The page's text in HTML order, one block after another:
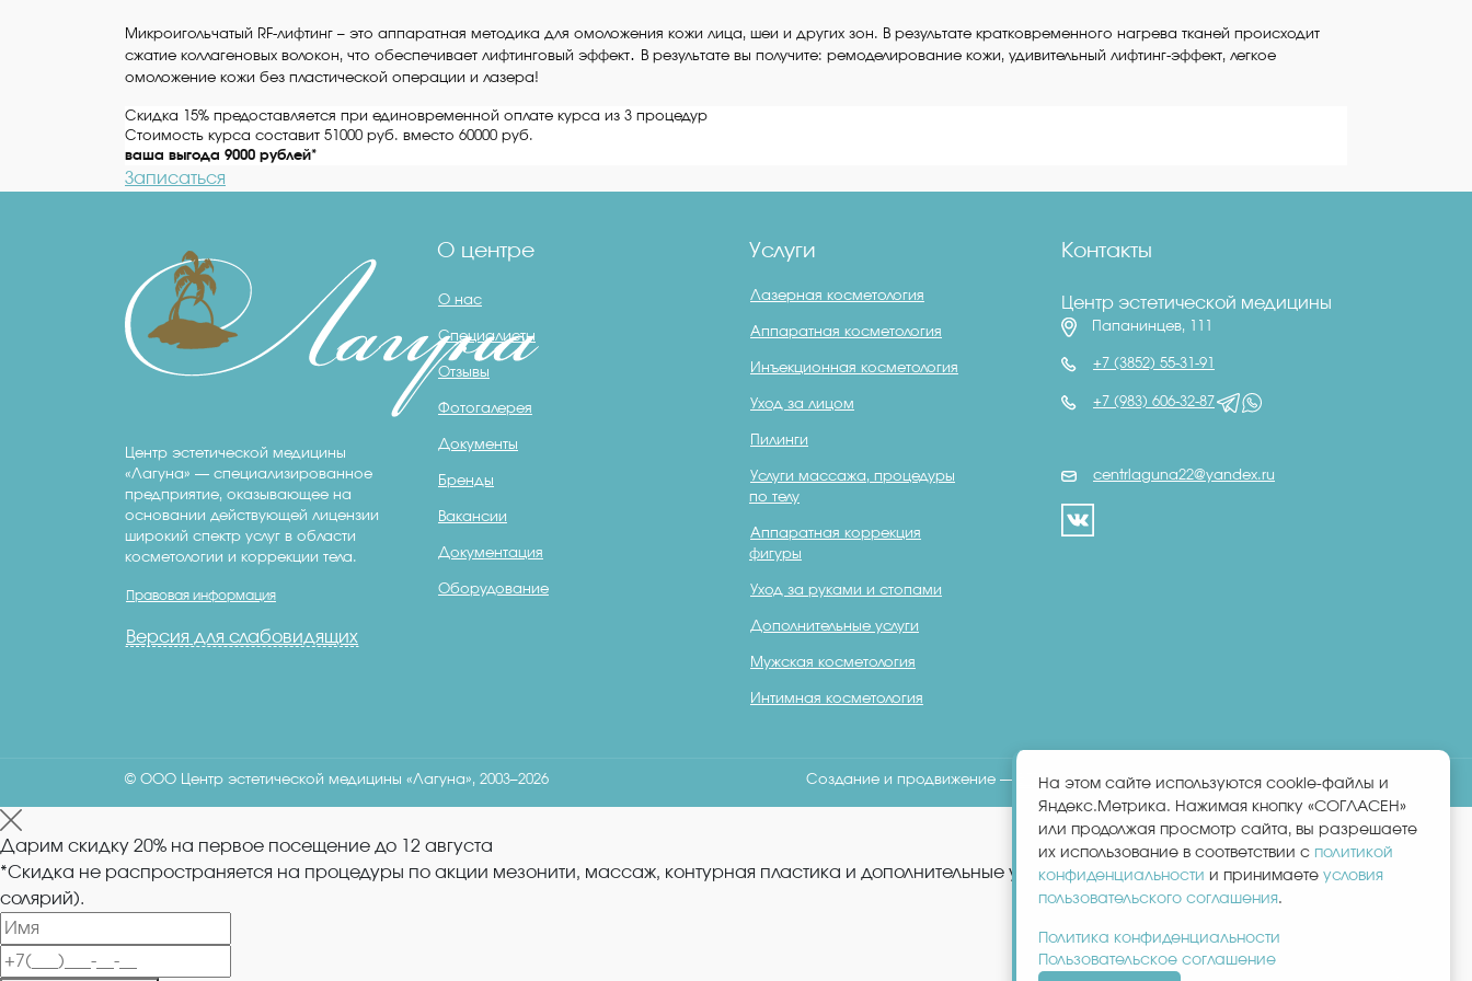
Микроигольчатый RF-лифтинг – это аппаратная методика для омоложения кожи лица, шеи и других зон. В результате кратковременного нагрева тканей происходит
сжатие коллагеновых волокон, что обеспечивает лифтинговый эффект. В результате вы получите: ремоделирование кожи, удивительный лифтинг-эффект, легкое
омоложение кожи без пластической операции и лазера!
Скидка 15% предоставляется при единовременной оплате курса из 3 процедур
Стоимость курса составит 51000 руб. вместо 60000 руб.
ваша выгода 9000 рублей*
Записаться
Центр эстетической медицины
«Лагуна» — специализированное
предприятие, оказывающее на
основании действующей лицензии
широкий спектр услуг в области
косметологии и коррекции тела.
Правовая информация
Версия для слабовидящих
О центре
О нас
Специалисты
Отзывы
Фотогалерея
Документы
Бренды
Вакансии
Документация
Оборудование
Услуги
Лазерная косметология
Аппаратная косметология
Инъекционная косметология
Уход за лицом
Пилинги
Услуги массажа, процедуры
по телу
Аппаратная коррекция
фигуры
Уход за руками и стопами
Дополнительные услуги
Мужская косметология
Интимная косметология
Контакты
Центр эстетической медицины
Папанинцев, 111
+7 (3852) 55-31-91
+7 (983) 606-32-87
centrlaguna22@yandex.ru
© ООО Центр эстетической медицины «Лагуна», 2003–2026 Создание и продвижение — BTB Digital
Дарим скидку 20% на первое посещение до 12 августа
*Скидка не распространяется на процедуры по акции мезонити, массаж, контурная пластика и дополнительные услуги (пирсинг, шугаринг, оформление бровей,
солярий).
На этом сайте используются cookie-файлы и
Яндекс.Метрика. Нажимая кнопку «СОГЛАСЕН»
или продолжая просмотр сайта, вы разрешаете
их использование в соответствии с политикой
конфиденциальности и принимаете условия
пользовательского соглашения.
Политика конфиденциальности
Пользовательское соглашение